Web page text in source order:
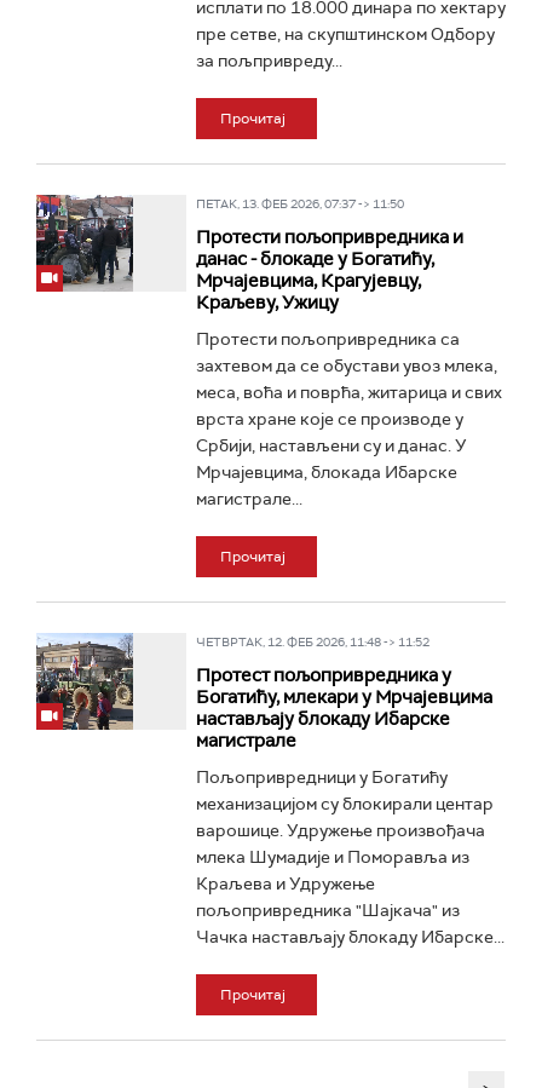
исплати по 18.000 динара по хектару
пре сетве, на скупштинском Одбору
за пољпривреду...
Прочитај
ПЕТАК, 13. ФЕБ 2026, 07:37 -> 11:50
Протести пољопривредника и
данас - блокаде у Богатићу,
Мрчајевцима, Крагујевцу,
Краљеву, Ужицу
Протести пољопривредника са
захтевом да се обустави увоз млека,
меса, воћа и поврћа, житарица и свих
врста хране које се производе у
Србији, настављени су и данас. У
Мрчајевцима, блокада Ибарске
магистрале...
Прочитај
ЧЕТВРТАК, 12. ФЕБ 2026, 11:48 -> 11:52
Протест пољопривредника у
Богатићу, млекари у Мрчајевцима
настављају блокаду Ибарске
магистрале
Пољопривредници у Богатићу
механизацијом су блокирали центар
варошице. Удружење произвођача
млека Шумадије и Поморавља из
Краљева и Удружење
пољопривредника "Шајкача" из
Чачка настављају блокаду Ибарске...
Прочитај